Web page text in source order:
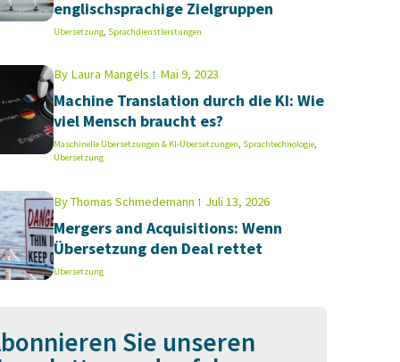
englischsprachige Zielgruppen
Übersetzung, Sprachdienstleistungen
ByLaura Mangels Mai 9, 2023
Machine Translation durch die KI: Wie
viel Mensch braucht es?
Maschinelle Übersetzungen & KI-Übersetzungen, Sprachtechnologie,
Übersetzung
ByThomas Schmedemann Juli 13, 2026
Mergers and Acquisitions: Wenn
Übersetzung den Deal rettet
Übersetzung
Sie unseren